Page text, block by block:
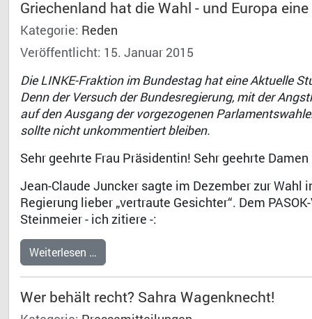
Griechenland hat die Wahl - und Europa
Kategorie: Reden
Veröffentlicht: 15. Januar 2015
Die LINKE-Fraktion im Bundestag hat eine Aktuelle
Denn der Versuch der Bundesregierung, mit der
auf den Ausgang der vorgezogenen
sollte nicht unkommentiert bleiben.
Sehr geehrte Frau Präsidentin! Sehr geehrte
Jean-Claude Juncker sagte im Dezember zur
Regierung lieber „vertraute Gesichter“. Dem
Steinmeier - ich zitiere -:
Weiterlesen …
Wer behält recht? Sahra Wagenknecht!